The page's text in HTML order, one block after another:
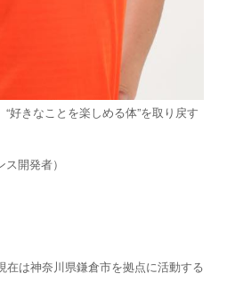
“好きなことを楽しめる体”を取り戻す
開発者）
在は神奈川県鎌倉市を拠点に活動する